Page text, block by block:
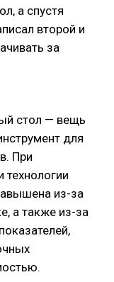
а спустя
второй и
за
стол — вещь
для
При
технологии
из-за
а также из-за